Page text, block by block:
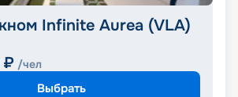
Infinite Aurea (VLA)
₽ /чел
Выбрать